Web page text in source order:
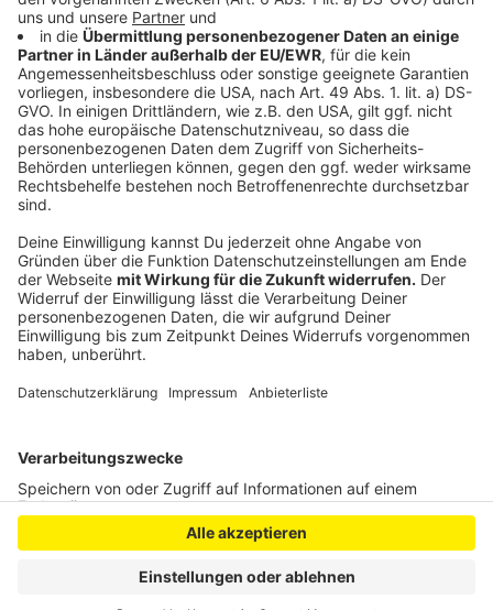
Anzeige
Danke an alle Hitze-Helfer in Leverkusen
Leverkusener Hilfsangebot "Frühe Hilfen" feiert
Jubiläum
CDU, SPD, FDP wollen Bürokratie in Leverkusen
abbauen
Anzeige